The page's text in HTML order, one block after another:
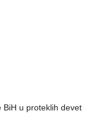
u proteklih devet